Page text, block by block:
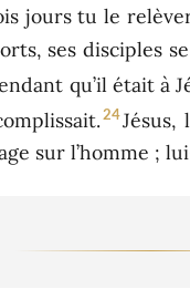
jours tu le
ses disciples
qu’il était à
24Jésus,
sur l’homme ;